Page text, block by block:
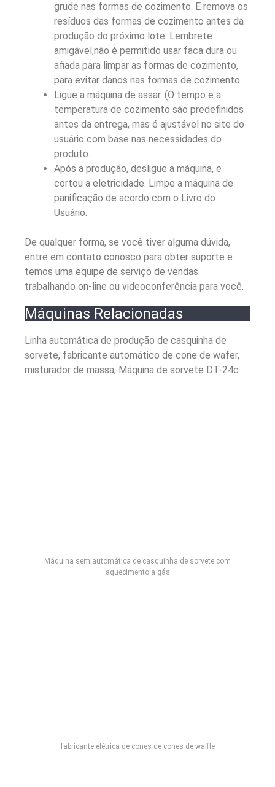
grude nas formas de cozimento. E remova os
resíduos das formas de cozimento antes da
produção do próximo lote. Lembrete
amigável,não é permitido usar faca dura ou
afiada para limpar as formas de cozimento,
para evitar danos nas formas de cozimento.
Ligue a máquina de assar. (O tempo e a
temperatura de cozimento são predefinidos
antes da entrega, mas é ajustável no site do
usuário com base nas necessidades do
produto.
Após a produção, desligue a máquina, e
cortou a eletricidade. Limpe a máquina de
panificação de acordo com o Livro do
Usuário.
De qualquer forma, se você tiver alguma dúvida,
entre em contato conosco para obter suporte e
temos uma equipe de serviço de vendas
trabalhando on-line ou videoconferência para você.
Máquinas Relacionadas
Linha automática de produção de casquinha de
sorvete, fabricante automático de cone de wafer,
misturador de massa, Máquina de sorvete DT-24c
Máquina semiautomática de casquinha de sorvete com
aquecimento a gás
fabricante elétrica de cones de cones de waffle